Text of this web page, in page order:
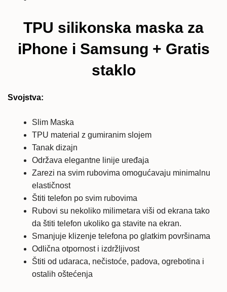
Gratis
staklo
TPU silikonska maska za
iPhone i Samsung + Gratis
staklo
Svojstva:
Slim Maska
TPU material z gumiranim slojem
Tanak dizajn
Održava elegantne linije uređaja
Zarezi na svim rubovima omogućavaju minimalnu
elastičnost
Štiti telefon po svim rubovima
Rubovi su nekoliko milimetara viši od ekrana tako
da štiti telefon ukoliko ga stavite na ekran.
Smanjuje klizenje telefona po glatkim površinama
Odlična otpornost i izdržljivost
Štiti od udaraca, nečistoće, padova, ogrebotina i
ostalih oštećenja